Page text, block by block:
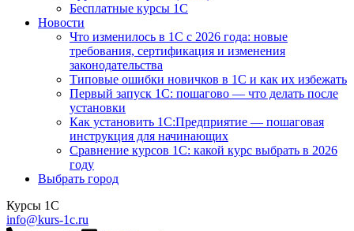
Бесплатные курсы 1С
Новости
Что изменилось в 1С с 2026 года: новые
требования, сертификация и изменения
законодательства
Типовые ошибки новичков в 1С и как их избежать
Первый запуск 1С: пошагово — что делать после
установки
Как установить 1С:Предприятие — пошаговая
инструкция для начинающих
Сравнение курсов 1С: какой курс выбрать в 2026
году
Выбрать город
Курсы 1С
info@kurs-1c.ru